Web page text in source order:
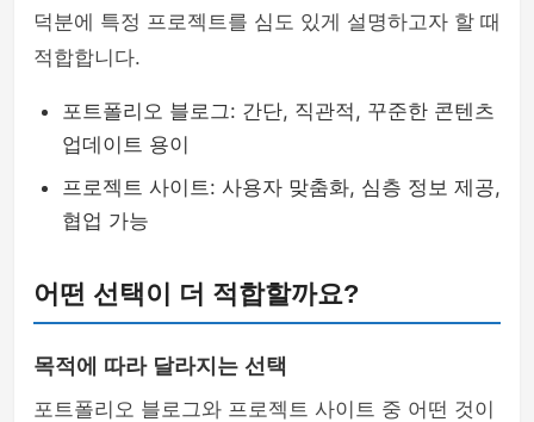
덕분에 특정 프로젝트를 심도 있게 설명하고자 할 때
적합합니다.
포트폴리오 블로그: 간단, 직관적, 꾸준한 콘텐츠
업데이트 용이
프로젝트 사이트: 사용자 맞춤화, 심층 정보 제공,
협업 가능
어떤 선택이 더 적합할까요?
목적에 따라 달라지는 선택
포트폴리오 블로그와 프로젝트 사이트 중 어떤 것이